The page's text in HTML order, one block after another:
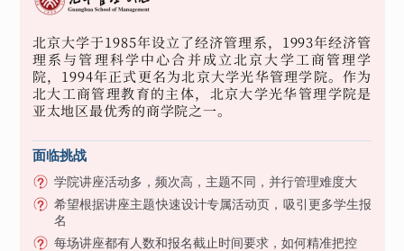
北京大学于1985年设立了经济管理系，1993年经济管
理系与管理科学中心合并成立北京大学工商管理学
院，1994年正式更名为北京大学光华管理学院。作为
北大工商管理教育的主体，北京大学光华管理学院是
亚太地区最优秀的商学院之一。
面临挑战
学院讲座活动多，频次高，主题不同，并行管理难度大
希望根据讲座主题快速设计专属活动页，吸引更多学生报
名
每场讲座都有人数和报名截止时间要求，如何精准把控